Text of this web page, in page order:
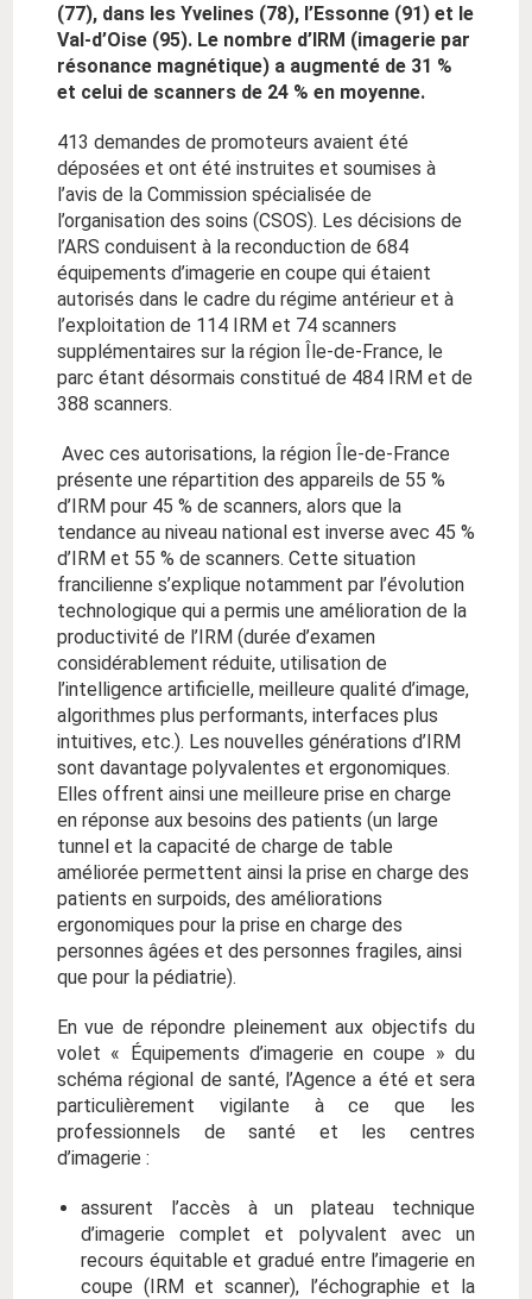
(77), dans les Yvelines (78), l’Essonne (91) et le
Val-d’Oise (95). Le nombre d’IRM (imagerie par
résonance magnétique) a augmenté de 31 %
et celui de scanners de 24 % en moyenne.
413 demandes de promoteurs avaient été
déposées et ont été instruites et soumises à
l’avis de la Commission spécialisée de
l’organisation des soins (CSOS). Les décisions de
l’ARS conduisent à la reconduction de 684
équipements d’imagerie en coupe qui étaient
autorisés dans le cadre du régime antérieur et à
l’exploitation de 114 IRM et 74 scanners
supplémentaires sur la région Île-de-France, le
parc étant désormais constitué de 484 IRM et de
388 scanners.
Avec ces autorisations, la région Île-de-France
présente une répartition des appareils de 55 %
d’IRM pour 45 % de scanners, alors que la
tendance au niveau national est inverse avec 45 %
d’IRM et 55 % de scanners. Cette situation
francilienne s’explique notamment par l’évolution
technologique qui a permis une amélioration de la
productivité de l’IRM (durée d’examen
considérablement réduite, utilisation de
l’intelligence artificielle, meilleure qualité d’image,
algorithmes plus performants, interfaces plus
intuitives, etc.). Les nouvelles générations d’IRM
sont davantage polyvalentes et ergonomiques.
Elles offrent ainsi une meilleure prise en charge
en réponse aux besoins des patients (un large
tunnel et la capacité de charge de table
améliorée permettent ainsi la prise en charge des
patients en surpoids, des améliorations
ergonomiques pour la prise en charge des
personnes âgées et des personnes fragiles, ainsi
que pour la pédiatrie).
En vue de répondre pleinement aux objectifs du
volet « Équipements d’imagerie en coupe » du
schéma régional de santé, l’Agence a été et sera
particulièrement vigilante à ce que les
professionnels de santé et les centres
d’imagerie :
assurent l’accès à un plateau technique
d’imagerie complet et polyvalent avec un
recours équitable et gradué entre l’imagerie en
coupe (IRM et scanner), l’échographie et la